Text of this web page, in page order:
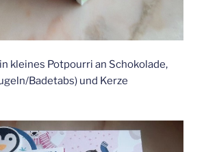
kleines Potpourri an Schokolade,
Badetabs) und Kerze